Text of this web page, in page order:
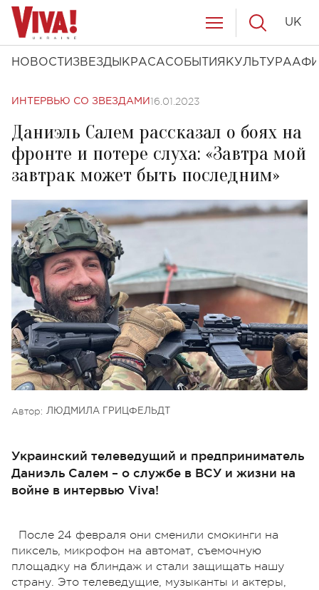
НОВОСТИ ЗВЕЗДЫ КРАСАСОБЫТИЯ КУЛЬТУРА
UK
ИНТЕРВЬЮ СО ЗВЕЗДАМИ 16.01.2023
Даниэль Салем рассказал о боях на
фронте и потере слуха: «Завтра мой
завтрак может быть последним»
Автор: ЛЮДМИЛА ГРИЦФЕЛЬДТ
Украинский телеведущий и предприниматель
Даниэль Салем – о службе в ВСУ и жизни на
войне в интервью Viva!
После 24 февраля они сменили смокинги на
пиксель, микрофон на автомат, съемочную
площадку на блиндаж и стали защищать нашу
страну. Это телеведущие, музыканты и актеры,